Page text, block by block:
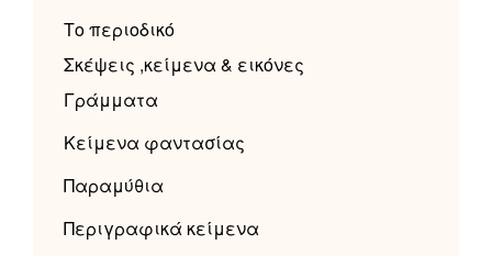
Το περιοδικό
Σκέψεις ,κείμενα & εικόνες
Γράμματα
Κείμενα φαντασίας
Παραμύθια
Περιγραφικά κείμενα